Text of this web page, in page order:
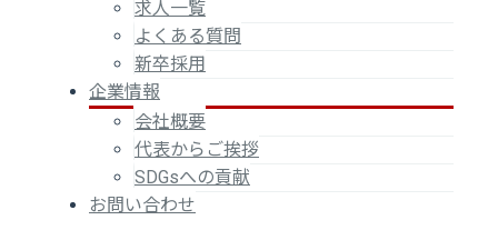
求人一覧
よくある質問
新卒採用
企業情報
会社概要
代表からご挨拶
SDGsへの貢献
お問い合わせ